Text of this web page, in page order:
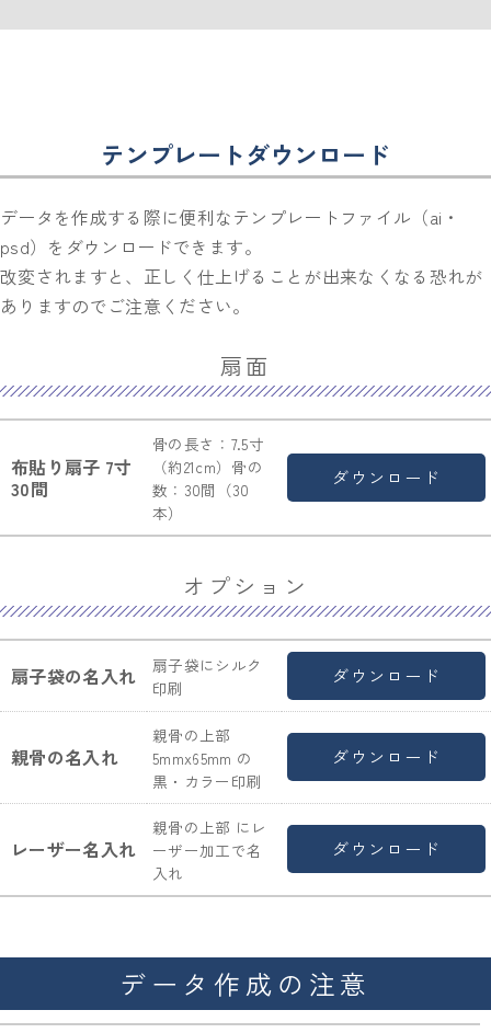
テンプレートダウンロード
データを作成する際に便利なテンプレートファイル（ai・
psd）をダウンロードできます。
改変されますと、正しく仕上げることが出来なくなる恐れが
ありますのでご注意ください。
扇面
布貼り扇子 7寸
30間
骨の長さ：7.5寸
（約21cm）骨の
数：30間（30
本）
ダウンロード
オプション
扇子袋の名入れ
扇子袋にシルク
印刷
ダウンロード
親骨の名入れ
親骨の上部
5mmx65mm の
黒・カラー印刷
ダウンロード
レーザー名入れ
親骨の上部 にレ
ーザー加工で名
入れ
ダウンロード
データ作成の注意